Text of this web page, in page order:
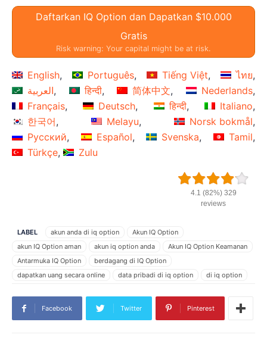
Daftarkan IQ Option dan Dapatkan $10.000
Gratis
Risk warning: Your capital might be at risk.
English Português Tiếng Việt
ไทย
العربية
हिन्दी 简体中文
Nederlands
Français
Deutsch हिन्दी
Italiano
한국어
Melayu
Norsk bokmål
Русский
Español Svenska
Tamil
Türkçe
Zulu
4.1 (82%) 329
reviews
LABEL akun anda di iq option
Akun IQ Option
akun IQ Option aman
akun iq option anda
Akun IQ Option Keamanan
Antarmuka IQ Option
berdagang di IQ Option
dapatkan uang secara online
data pribadi di iq option
di iq option
iq option anda
IQ Option investasi IQ Option
IQ Option Otentikasi
IQ Option Otentikasi Dua Faktor
menghasilkan uang IQ Option online
Facebook Twitter Pinterest